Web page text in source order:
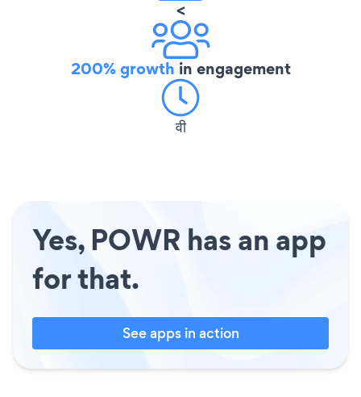
<
200% growth in engagement
वी
Yes, POWR has an app
for that.
See apps in action